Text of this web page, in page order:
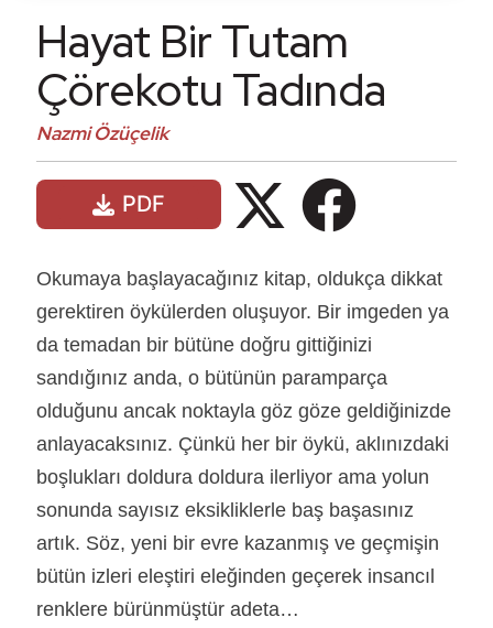
Hayat Bir Tutam
Çörekotu Tadında
Nazmi Özüçelik
PDF
Okumaya başlayacağınız kitap, oldukça dikkat
gerektiren öykülerden oluşuyor. Bir imgeden ya
da temadan bir bütüne doğru gittiğinizi
sandığınız anda, o bütünün paramparça
olduğunu ancak noktayla göz göze geldiğinizde
anlayacaksınız. Çünkü her bir öykü, aklınızdaki
boşlukları doldura doldura ilerliyor ama yolun
sonunda sayısız eksikliklerle baş başasınız
artık. Söz, yeni bir evre kazanmış ve geçmişin
bütün izleri eleştiri eleğinden geçerek insancıl
renklere bürünmüştür adeta…